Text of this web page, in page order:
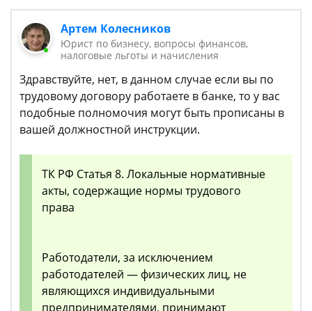
Артем Колесников
Юрист по бизнесу, вопросы финансов,
налоговые льготы и начисления
Здравствуйте, нет, в данном случае если вы по
трудовому договору работаете в банке, то у вас
подобные полномочия могут быть прописаны в
вашей должностной инструкции.
ТК РФ Статья 8. Локальные нормативные
акты, содержащие нормы трудового
права
Работодатели, за исключением
работодателей — физических лиц, не
являющихся индивидуальными
предпринимателями, принимают